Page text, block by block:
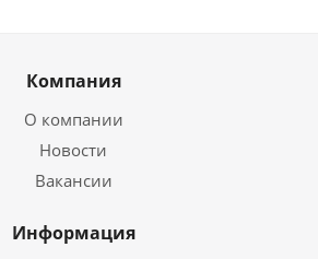
Компания
О компании
Новости
Вакансии
Информация